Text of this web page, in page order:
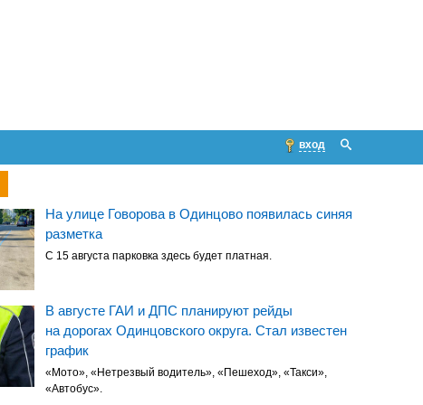
вход
На улице Говорова в Одинцово появилась синяя
разметка
С 15 августа парковка здесь будет платная.
В августе ГАИ и ДПС планируют рейды
на дорогах Одинцовского округа. Стал известен
график
«Мото», «Нетрезвый водитель», «Пешеход», «Такси»,
«Автобус».